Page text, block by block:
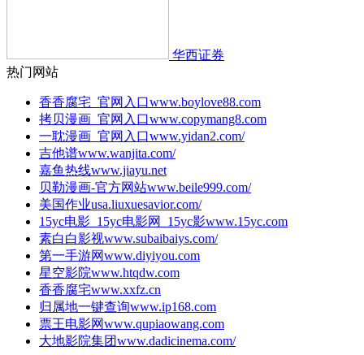
华西证券
热门网站
香香腐宅_官网入口www.boylove88.com
拷贝漫画_官网入口www.copymang8.com
一耽漫画_官网入口www.yidan2.com/
吉他谱www.wanjita.com/
嘉鱼热线www.jiayu.net
贝勒漫画-官方网站www.beile999.com/
美国作业usa.liuxuesavior.com/
15yc电影_15yc电影网_15yc影www.15yc.com
素白白影视www.subaibaiys.com/
第一手游网www.diyiyou.com
星空影院www.htqdw.com
香香腐宅www.xxfz.cn
归属地一键查询www.ip168.com
票王电影网www.qupiaowang.com
大地影院集团www.dadicinema.com/